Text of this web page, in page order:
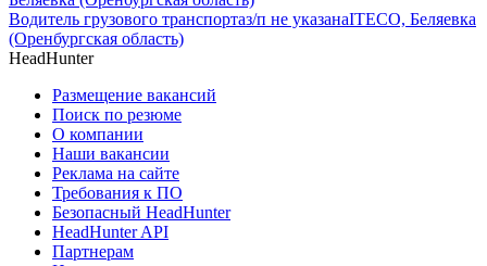
Водитель грузового транспортаз/п не указанаITECO, Беляевка
(Оренбургская область)
HeadHunter
Размещение вакансий
Поиск по резюме
О компании
Наши вакансии
Реклама на сайте
Требования к ПО
Безопасный HeadHunter
HeadHunter API
Партнерам